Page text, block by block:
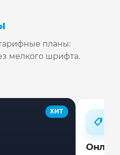
планы:
мелкого шрифта.
ХИТ